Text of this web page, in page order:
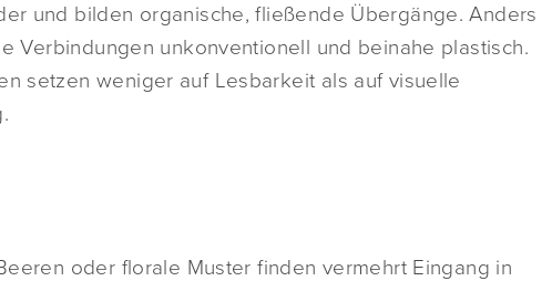
und bilden organische, fließende Übergänge. Anders
Verbindungen unkonventionell und beinahe plastisch.
setzen weniger auf Lesbarkeit als auf visuelle
oder florale Muster finden vermehrt Eingang in